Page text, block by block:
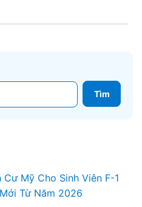
Mỹ Cho Sinh Viên F-1
Từ Năm 2026